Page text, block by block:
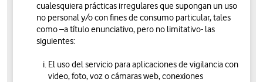
cualesquiera prácticas irregulares que supongan un uso
no personal y/o con fines de consumo particular, tales
como –a título enunciativo, pero no limitativo- las
siguientes:
El uso del servicio para aplicaciones de vigilancia con
video, foto, voz o cámaras web, conexiones